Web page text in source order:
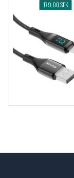
179,00 SEK